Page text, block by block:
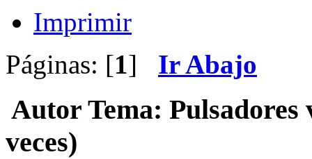
Imprimir
Páginas: [1] Ir Abajo
Autor Tema:
veces)